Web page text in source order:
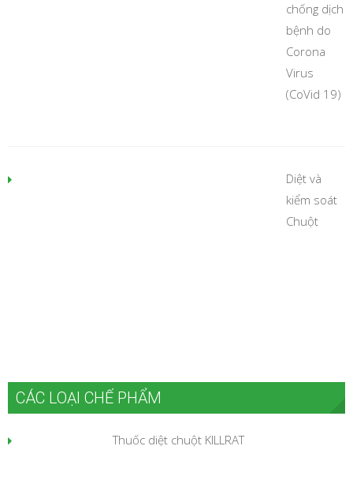
chống dịch
bệnh do
Corona
Virus
(CoVid 19)
Diệt và
kiểm soát
Chuột
CÁC LOẠI CHẾ PHẨM
Thuốc diệt chuột KILLRAT